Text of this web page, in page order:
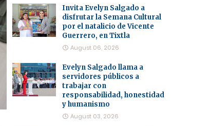
Invita Evelyn Salgado a
disfrutar la Semana Cultural
por el natalicio de Vicente
Guerrero, en Tixtla
August 06, 2026
Evelyn Salgado llama a
servidores públicos a
trabajar con
responsabilidad, honestidad
y humanismo
August 03, 2026